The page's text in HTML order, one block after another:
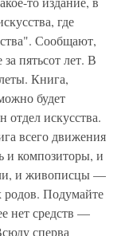
где
Сообщают,
пятьсот лет. В
Книга,
будет
отдел искусства.
всего движения
и композиторы, и
и живописцы —
родов. Подумайте
нет средств —
сперва